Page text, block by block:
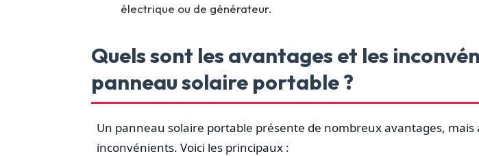
électrique ou de générateur.
Quels sont les avantages et les
panneau solaire portable ?
Un panneau solaire portable présente de nombreux avantages, mais
inconvénients. Voici les principaux :